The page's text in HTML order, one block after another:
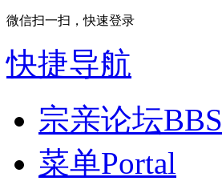
微信扫一扫，快速登录
快捷导航
宗亲论坛BBS
菜单Portal